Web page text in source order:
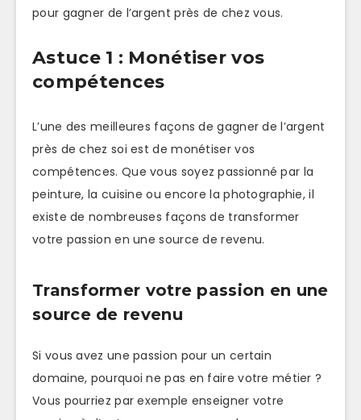
pour gagner de l’argent près de chez vous.
Astuce 1 : Monétiser vos
compétences
L’une des meilleures façons de gagner de l’argent
près de chez soi est de monétiser vos
compétences. Que vous soyez passionné par la
peinture, la cuisine ou encore la photographie, il
existe de nombreuses façons de transformer
votre passion en une source de revenu.
Transformer votre passion en une
source de revenu
Si vous avez une passion pour un certain
domaine, pourquoi ne pas en faire votre métier ?
Vous pourriez par exemple enseigner votre